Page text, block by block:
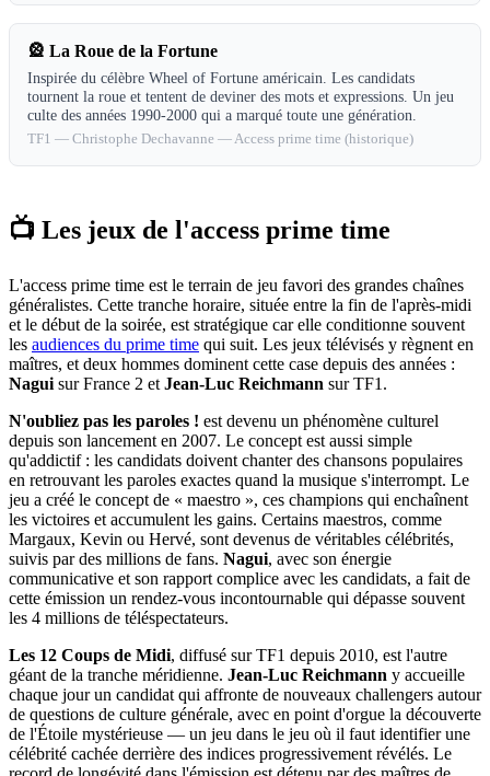
🎡 La Roue de la Fortune
Inspirée du célèbre Wheel of Fortune américain. Les candidats
tournent la roue et tentent de deviner des mots et expressions. Un jeu
culte des années 1990-2000 qui a marqué toute une génération.
TF1 — Christophe Dechavanne — Access prime time (historique)
📺 Les jeux de l'access prime time
L'access prime time est le terrain de jeu favori des grandes chaînes
généralistes. Cette tranche horaire, située entre la fin de l'après-midi
et le début de la soirée, est stratégique car elle conditionne souvent
les audiences du prime time qui suit. Les jeux télévisés y règnent en
maîtres, et deux hommes dominent cette case depuis des années :
Naguisur France 2 etJean-Luc Reichmann sur TF1.
N'oubliez pas les paroles ! est devenu un phénomène culturel
depuis son lancement en 2007. Le concept est aussi simple
qu'addictif : les candidats doivent chanter des chansons populaires
en retrouvant les paroles exactes quand la musique s'interrompt. Le
jeu a créé le concept de « maestro », ces champions qui enchaînent
les victoires et accumulent les gains. Certains maestros, comme
Margaux, Kevin ou Hervé, sont devenus de véritables célébrités,
suivis par des millions de fans. Nagui, avec son énergie
communicative et son rapport complice avec les candidats, a fait de
cette émission un rendez-vous incontournable qui dépasse souvent
les 4 millions de téléspectateurs.
Les 12 Coups de Midi, diffusé sur TF1 depuis 2010, est l'autre
géant de la tranche méridienne. Jean-Luc Reichmann y accueille
chaque jour un candidat qui affronte de nouveaux challengers autour
de questions de culture générale, avec en point d'orgue la découverte
de l'Étoile mystérieuse — un jeu dans le jeu où il faut identifier une
célébrité cachée derrière des indices progressivement révélés. Le